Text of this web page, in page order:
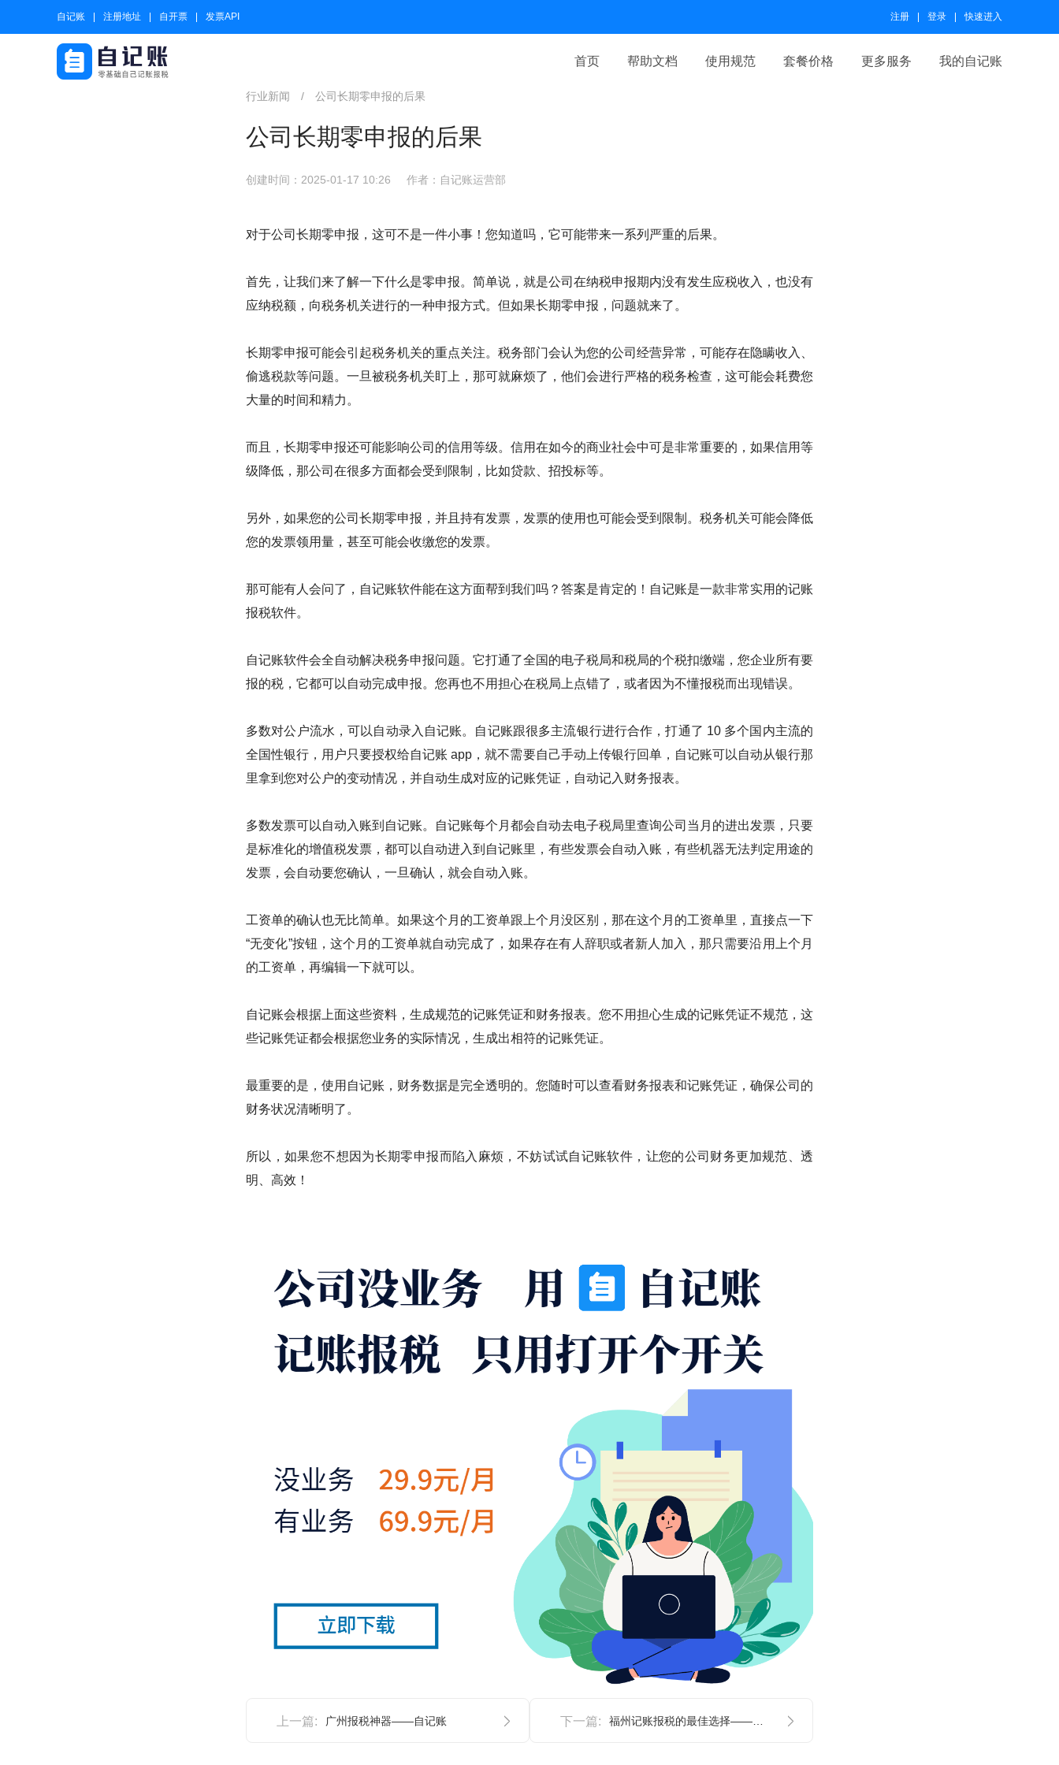
自记账 注册地址 自开票 发票API 注册 登录 快速进入
首页 帮助文档 使用规范 套餐价格 更多服务 我的自记账
行业新闻 / 公司长期零申报的后果
公司长期零申报的后果
创建时间：2025-01-17 10:26 作者：自记账运营部
对于公司长期零申报，这可不是一件小事！您知道吗，它可能带来一系列严重的后果。
首先，让我们来了解一下什么是零申报。简单说，就是公司在纳税申报期内没有发生应税收入，也没有
应纳税额，向税务机关进行的一种申报方式。但如果长期零申报，问题就来了。
长期零申报可能会引起税务机关的重点关注。税务部门会认为您的公司经营异常，可能存在隐瞒收入、
偷逃税款等问题。一旦被税务机关盯上，那可就麻烦了，他们会进行严格的税务检查，这可能会耗费您
大量的时间和精力。
而且，长期零申报还可能影响公司的信用等级。信用在如今的商业社会中可是非常重要的，如果信用等
级降低，那公司在很多方面都会受到限制，比如贷款、招投标等。
另外，如果您的公司长期零申报，并且持有发票，发票的使用也可能会受到限制。税务机关可能会降低
您的发票领用量，甚至可能会收缴您的发票。
那可能有人会问了，自记账软件能在这方面帮到我们吗？答案是肯定的！自记账是一款非常实用的记账
报税软件。
自记账软件会全自动解决税务申报问题。它打通了全国的电子税局和税局的个税扣缴端，您企业所有要
报的税，它都可以自动完成申报。您再也不用担心在税局上点错了，或者因为不懂报税而出现错误。
多数对公户流水，可以自动录入自记账。自记账跟很多主流银行进行合作，打通了 10 多个国内主流的
全国性银行，用户只要授权给自记账 app，就不需要自己手动上传银行回单，自记账可以自动从银行那
里拿到您对公户的变动情况，并自动生成对应的记账凭证，自动记入财务报表。
多数发票可以自动入账到自记账。自记账每个月都会自动去电子税局里查询公司当月的进出发票，只要
是标准化的增值税发票，都可以自动进入到自记账里，有些发票会自动入账，有些机器无法判定用途的
发票，会自动要您确认，一旦确认，就会自动入账。
工资单的确认也无比简单。如果这个月的工资单跟上个月没区别，那在这个月的工资单里，直接点一下
“无变化”按钮，这个月的工资单就自动完成了，如果存在有人辞职或者新人加入，那只需要沿用上个月
的工资单，再编辑一下就可以。
自记账会根据上面这些资料，生成规范的记账凭证和财务报表。您不用担心生成的记账凭证不规范，这
些记账凭证都会根据您业务的实际情况，生成出相符的记账凭证。
最重要的是，使用自记账，财务数据是完全透明的。您随时可以查看财务报表和记账凭证，确保公司的
财务状况清晰明了。
所以，如果您不想因为长期零申报而陷入麻烦，不妨试试自记账软件，让您的公司财务更加规范、透
明、高效！
上一篇: 广州报税神器——自记账 下一篇: